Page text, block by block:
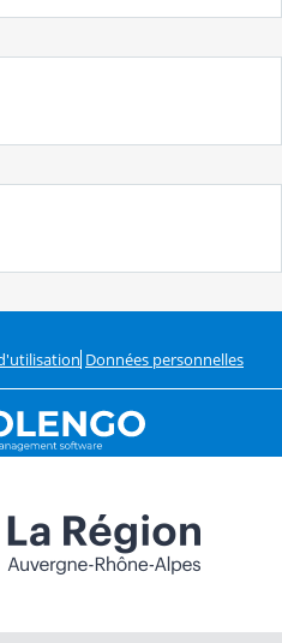
Données personnelles